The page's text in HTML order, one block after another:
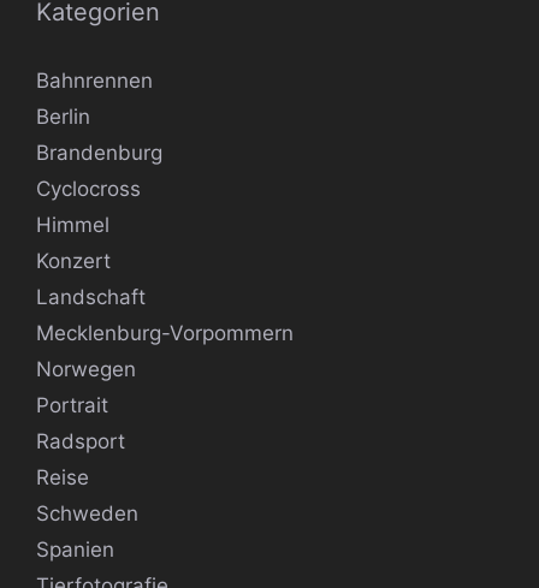
Kategorien
Bahnrennen
Berlin
Brandenburg
Cyclocross
Himmel
Konzert
Landschaft
Mecklenburg-Vorpommern
Norwegen
Portrait
Radsport
Reise
Schweden
Spanien